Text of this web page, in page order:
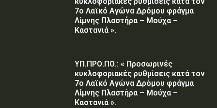
7ο Λαϊκό Αγώνα Δρόμου φράγμα
Λίμνης Πλαστήρα – Μούχα –
Καστανιά ».
ΥΠ.ΠΡΟ.ΠΟ.: « Προσωρινές
κυκλοφοριακές ρυθμίσεις κατά τον
7ο Λαϊκό Αγώνα Δρόμου φράγμα
Λίμνης Πλαστήρα – Μούχα –
Καστανιά ».